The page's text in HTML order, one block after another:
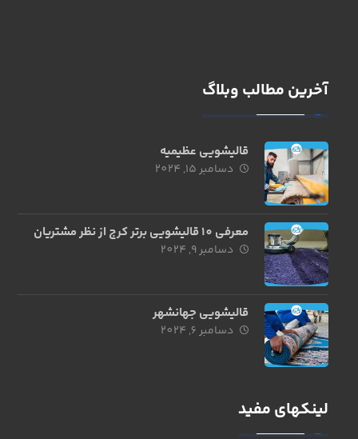
آخرین مطالب وبلاگ
قالیشویی عظیمیه
دسامبر 15, 2024
معرفی 10 قالیشویی برتر کرج از نظر مشتریان
دسامبر 9, 2024
قالیشویی جهانشهر
دسامبر 6, 2024
لینکهای مفید